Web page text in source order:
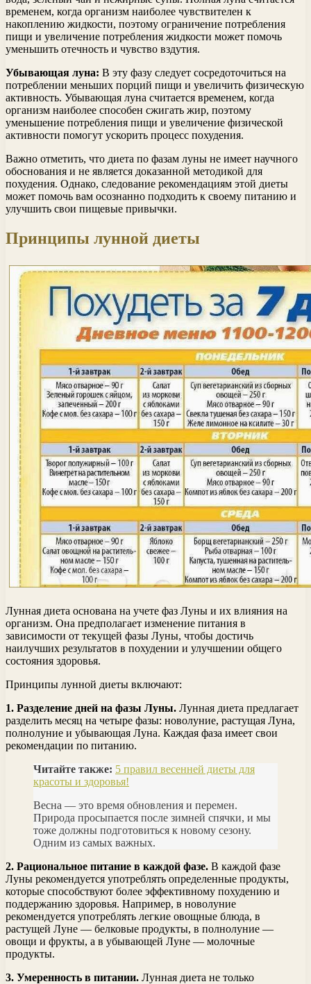
временем, когда организм наиболее чувствителен к
накоплению жидкости, поэтому ограничение потребления
пищи и увеличение потребления жидкости может помочь
уменьшить отечность и чувство вздутия.
Убывающая луна: В эту фазу следует сосредоточиться на
потреблении меньших порций пищи и увеличить физическую
активность. Убывающая луна считается временем, когда
организм наиболее способен сжигать жир, поэтому
уменьшение потребления пищи и увеличение физической
активности помогут ускорить процесс похудения.
Важно отметить, что диета по фазам луны не имеет научного
обоснования и не является доказанной методикой для
похудения. Однако, следование рекомендациям этой диеты
может помочь вам осознанно подходить к своему питанию и
улучшить свои пищевые привычки.
Принципы лунной диеты
Лунная диета основана на учете фаз Луны и их влияния на
организм. Она предполагает изменение питания в
зависимости от текущей фазы Луны, чтобы достичь
наилучших результатов в похудении и улучшении общего
состояния здоровья.
Принципы лунной диеты включают:
1. Разделение дней на фазы Луны. Лунная диета предлагает
разделить месяц на четыре фазы: новолуние, растущая Луна,
полнолуние и убывающая Луна. Каждая фаза имеет свои
рекомендации по питанию.
Читайте также: 5 правил весенней диеты для
красоты и здоровья!
Весна — это время обновления и перемен.
Природа просыпается после зимней спячки, и мы
тоже должны подготовиться к новому сезону.
Одним из самых важных.
2. Рациональное питание в каждой фазе. В каждой фазе
Луны рекомендуется употреблять определенные продукты,
которые способствуют более эффективному похудению и
поддержанию здоровья. Например, в новолуние
рекомендуется употреблять легкие овощные блюда, в
растущей Луне — белковые продукты, в полнолуние —
овощи и фрукты, а в убывающей Луне — молочные
продукты.
3. Умеренность в питании. Лунная диета не только